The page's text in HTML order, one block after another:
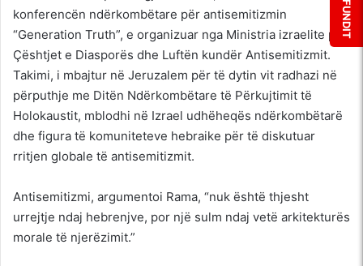
konferencën ndërkombëtare për antisemitizmin
“Generation Truth”, e organizuar nga Ministria izraelite për
Çështjet e Diasporës dhe Luftën kundër Antisemitizmit.
Takimi, i mbajtur në Jeruzalem për të dytin vit radhazi në
përputhje me Ditën Ndërkombëtare të Përkujtimit të
Holokaustit, mblodhi në Izrael udhëheqës ndërkombëtarë
dhe figura të komuniteteve hebraike për të diskutuar
rritjen globale të antisemitizmit.
Antisemitizmi, argumentoi Rama, “nuk është thjesht
urrejtje ndaj hebrenjve, por një sulm ndaj vetë arkitekturës
morale të njerëzimit.”